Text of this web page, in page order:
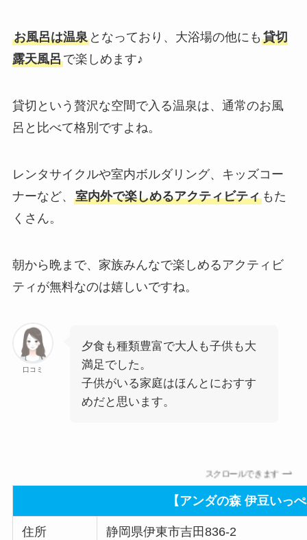
お風呂は温泉となっており、大浴場の他にも 貸切
露天風呂で楽しめます♪
貸切という贅沢な空間で入る温泉は、通常のお風
呂と比べて格別ですよね。
レンタサイクルや室内ボルダリング、キッズコー
ナーなど、 室内外で楽しめるアクティビティもた
くさん。
朝から晩まで、家族みんなで楽しめるアクティビ
ティが無料なのは嬉しいですね。
口コミ
夕食も種類豊富で大人も子供も大
満足でした。
子供がいる家庭はほんとにおすす
めだと思います。
スクロールできます
【アンダの森 伊豆いっ
住所 静岡県伊東市吉田836-2